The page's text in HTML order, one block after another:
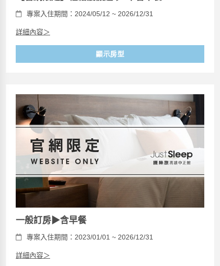
專案入住期間：2024/05/12 ~ 2026/12/31
詳細內容＞
顯示房型
一般訂房▶含早餐
專案入住期間：2023/01/01 ~ 2026/12/31
詳細內容＞